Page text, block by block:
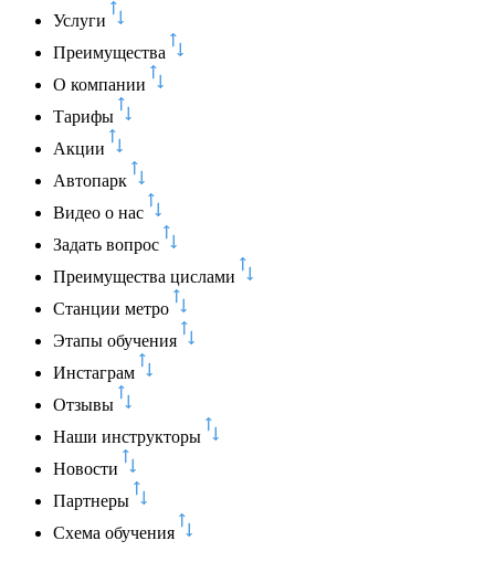
Услуги
Преимущества
О компании
Тарифы
Акции
Автопарк
Видео о нас
Задать вопрос
Преимущества цислами
Станции метро
Этапы обучения
Инстаграм
Отзывы
Наши инструкторы
Новости
Партнеры
Схема обучения